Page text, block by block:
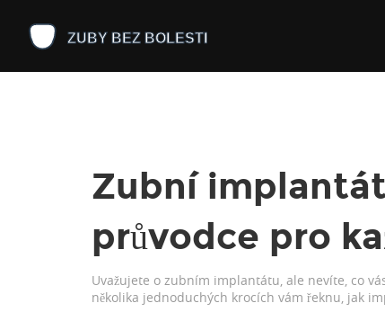
Zubní
průvodce pro
Uvažujete o zubním implantátu, ale nevíte, co
několika jednoduchých krocích vám řeknu, jak